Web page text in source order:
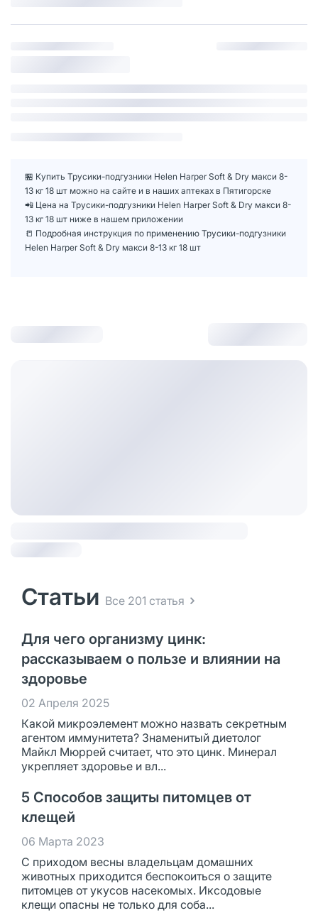
🏪 Купить Трусики-подгузники Helen Harper Soft & Dry макси 8-
13 кг 18 шт можно на сайте и в наших аптеках в Пятигорске
📲 Цена на Трусики-подгузники Helen Harper Soft & Dry макси 8-
13 кг 18 шт ниже в нашем приложении
📒 Подробная инструкция по применению Трусики-подгузники
Helen Harper Soft & Dry макси 8-13 кг 18 шт
Статьи Все 201 статья
Для чего организму цинк:
рассказываем о пользе и влиянии на
здоровье
02 Апреля 2025
Какой микроэлемент можно назвать секретным
агентом иммунитета? Знаменитый диетолог
Майкл Мюррей считает, что это цинк. Минерал
укрепляет здоровье и вл...
5 Способов защиты питомцев от
клещей
06 Марта 2023
С приходом весны владельцам домашних
животных приходится беспокоиться о защите
питомцев от укусов насекомых. Иксодовые
клещи опасны не только для соба...